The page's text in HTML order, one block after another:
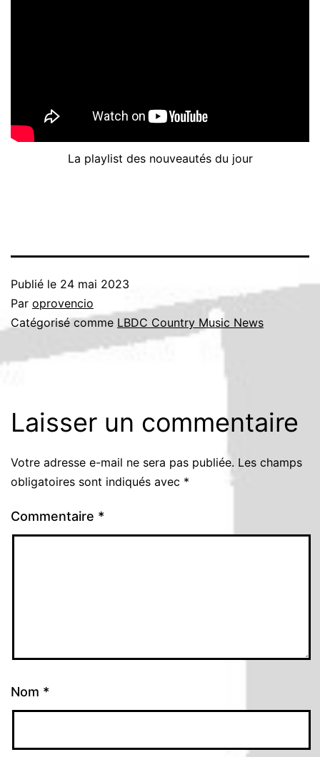
La playlist des nouveautés du jour
Publié le 24 mai 2023
Par oprovencio
Catégorisé comme LBDC Country Music News
Laisser un commentaire
Votre adresse e-mail ne sera pas publiée. Les champs
obligatoires sont indiqués avec *
Commentaire *
Nom *